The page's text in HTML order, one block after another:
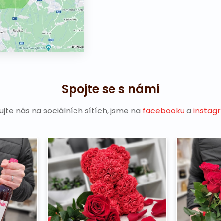
Spojte se s námi
nás na sociálních sítích, jsme na facebookua